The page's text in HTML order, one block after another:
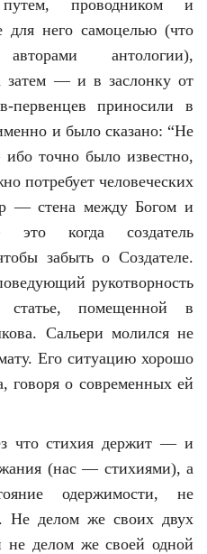
путем, проводником и
для него самоцелью (что
антологии),
затем — и в заслонку от
первенцев приносили в
и было сказано: “Не
точно было известно,
потребует человеческих
— стена между Богом и
когда создатель
забыть о Создателе.
рукотворность
помещенной в
Сальери молился не
Его ситуацию хорошо
говоря о современных ей
что стихия держит — и
(нас — стихиями), а
одержимости, не
Не делом же своих двух
не делом же своей одной